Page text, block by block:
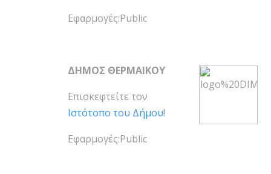
Εφαρμογές:Public
ΔΗΜΟΣ ΘΕΡΜΑΙΚΟΥ
Επισκεφτείτε τον
Ιστότοπο του Δήμου!
Εφαρμογές:Public